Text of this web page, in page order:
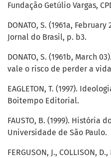
Fundação Getúlio Vargas,
DONATO, S. (1961a,
Jornal do Brasil, p. b3.
DONATO, S. (1961b, March
vale o risco de perder a
EAGLETON, T. (1997).
Boitempo Editorial.
FAUSTO, B. (1999). História
Universidade de São Paulo.
FERGUSON, J., COLLISON,